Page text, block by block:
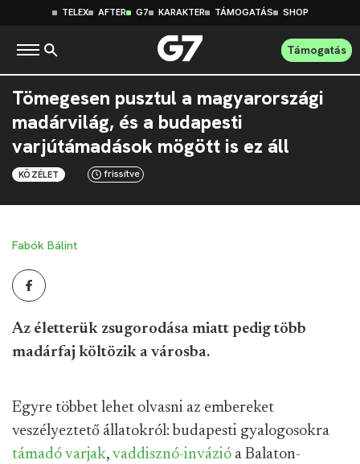
TELEX AFTER G7 KARAKTER TÁMOGATÁS SHOP
Támogatás
Tömegesen pusztul a magyarországi
madárvilág, és a budapesti
varjútámadások mögött is ez áll
KÖZÉLET frissítve
Fabók Bálint
Az életterük zsugorodása miatt pedig több
madárfaj költözik a városba.
Egyre többet lehet olvasni az embereket
veszélyeztető állatokról: budapesti gyalogosokra
támadó varjak, vaddisznó-invázió a Balaton-